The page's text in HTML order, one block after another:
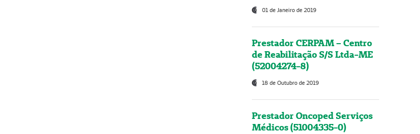
01 de Janeiro de 2019
Prestador CERPAM – Centro
de Reabilitação S/S Ltda-ME
(52004274-8)
18 de Outubro de 2019
Prestador Oncoped Serviços
Médicos (51004335-0)